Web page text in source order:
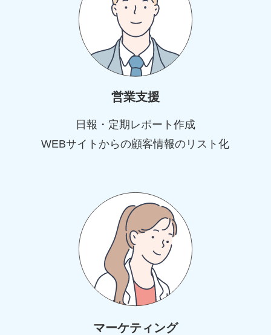
営業支援
日報・定期レポート作成
WEBサイトからの顧客情報のリスト化
マーケティング